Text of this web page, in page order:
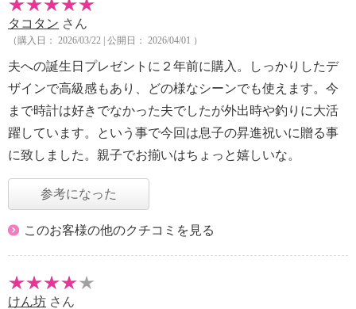
タコタン さん
（購入日： 2026/03/22 | 公開日： 2026/04/01 ）
夫への誕生日プレゼントに２年前に購入。しっかりしたデ
ザインで高級感もあり、どの様なシーンでも使えます。今
まで時計は好きでなかった夫でしたが外出時や釣りに大活
躍しています。という事で今回は息子の昇進祝いに贈る事
に致しました。親子でお揃いはちょっと嬉しいな。
参考になった
このお客様の他のクチコミを見る
けん坊 さん